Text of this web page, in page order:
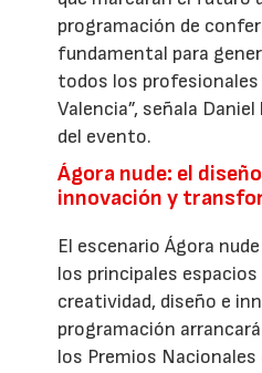
programación de
fundamental para
todos los profesionales
Valencia”, señala
del evento.
Ágora nude: el
innovación y
El escenario Ágora
los principales
creatividad, diseño e
programación
los Premios